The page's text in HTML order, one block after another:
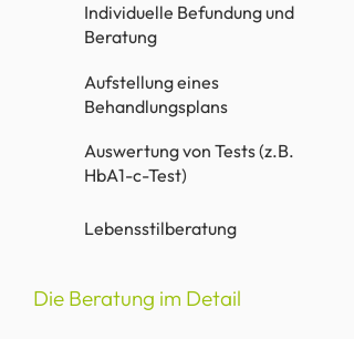
Individuelle Befundung und
Beratung
Aufstellung eines
Behandlungsplans
Auswertung von Tests (z.B.
HbA1-c-Test)
Lebensstilberatung
Die Beratung im Detail